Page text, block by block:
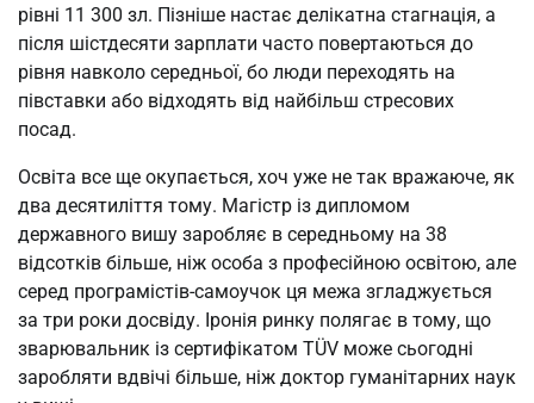
рівні 11 300 зл. Пізніше настає делікатна стагнація, а
після шістдесяти зарплати часто повертаються до
рівня навколо середньої, бо люди переходять на
півставки або відходять від найбільш стресових
посад.
Освіта все ще окупається, хоч уже не так вражаюче, як
два десятиліття тому. Магістр із дипломом
державного вишу заробляє в середньому на 38
відсотків більше, ніж особа з професійною освітою, але
серед програмістів-самоучок ця межа згладжується
за три роки досвіду. Іронія ринку полягає в тому, що
зварювальник із сертифікатом TÜV може сьогодні
заробляти вдвічі більше, ніж доктор гуманітарних наук